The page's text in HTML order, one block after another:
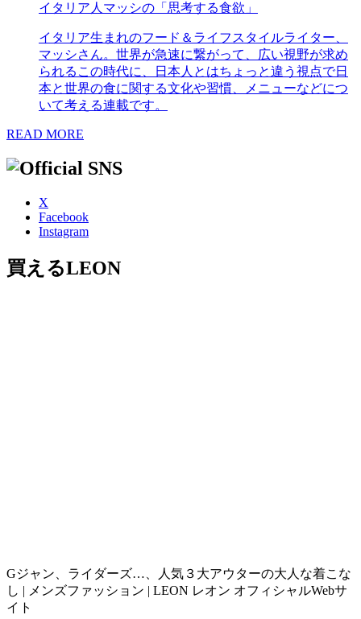
イタリア人マッシの「思考する食欲」
イタリア生まれのフード＆ライフスタイルライター、
マッシさん。世界が急速に繋がって、広い視野が求め
られるこの時代に、日本人とはちょっと違う視点で日
本と世界の食に関する文化や習慣、メニューなどにつ
いて考える連載です。
READ MORE
X
Facebook
Instagram
買えるLEON
Gジャン、ライダーズ…、人気３大アウターの大人な着こな
し | メンズファッション | LEON レオン オフィシャルWebサ
イト